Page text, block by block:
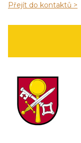
Přejít do kontaktů >